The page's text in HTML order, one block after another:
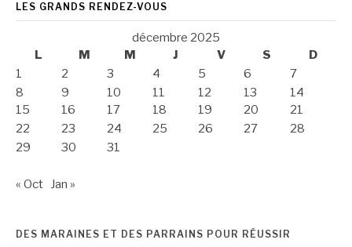
LES GRANDS RENDEZ-VOUS
décembre 2025
L
M M J V S
D
1
2 3 4 5 6
7
8
9 10 11 12 13
14
15
16 17 18 19 20
21
22
23 24 25 26 27
28
29
30 31
« Oct Jan »
DES MARAINES ET DES PARRAINS POUR RÉUSSIR